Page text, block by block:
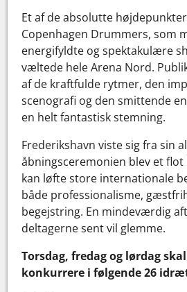
Et af de absolutte
Copenhagen Drummers, som
energifyldte og spektakulære
væltede hele Arena Nord.
af de kraftfulde rytmer, den
scenografi og den smittende
en helt fantastisk stemning.
Frederikshavn viste sig fra sin
åbningsceremonien blev et flot
kan løfte store internationale
både professionalisme,
begejstring. En mindeværdig
deltagerne sent vil glemme.
Torsdag, fredag og lørdag
konkurrere i følgende 26